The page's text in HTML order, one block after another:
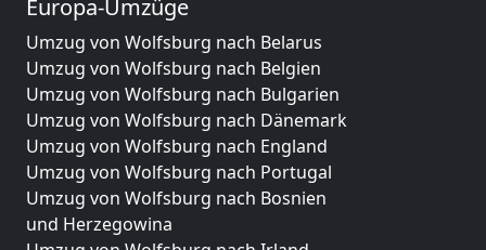
Europa-Umzüge
Umzug von Wolfsburg nach Belarus
Umzug von Wolfsburg nach Belgien
Umzug von Wolfsburg nach Bulgarien
Umzug von Wolfsburg nach Dänemark
Umzug von Wolfsburg nach England
Umzug von Wolfsburg nach Portugal
Umzug von Wolfsburg nach Bosnien
und Herzegowina